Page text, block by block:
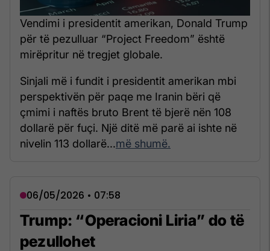
Vendimi i presidentit amerikan, Donald Trump
për të pezulluar “Project Freedom” është
mirëpritur në tregjet globale.
Sinjali më i fundit i presidentit amerikan mbi
perspektivën për paqe me Iranin bëri që
çmimi i naftës bruto Brent të bjerë nën 108
dollarë për fuçi. Një ditë më parë ai ishte në
nivelin 113 dollarë...më shumë.
06/05/2026 • 07:58
Trump: “Operacioni Liria” do të
pezullohet